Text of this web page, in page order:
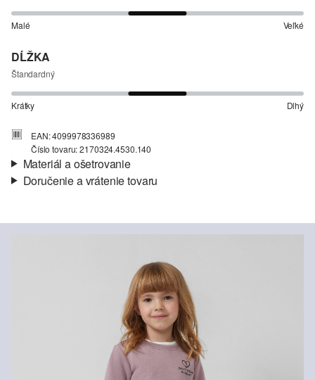
Malé Veľké
DĹŽKA
Štandardný
Krátky Dlhý
EAN: 4099978336989
Číslo tovaru: 2170324.4530.140
Materiál a ošetrovanie
Materiál: bavlnená zmes
Nečistiť chlórovým bielidlom
Nevhodné do sušičky bielizne
Šetrný prací program 30°
Doručenie a vrátenie tovaru
štandardné doručenie sú 4,95 €
Svoj tovar nám môžete bezplatne vrátiť do 14 dní.